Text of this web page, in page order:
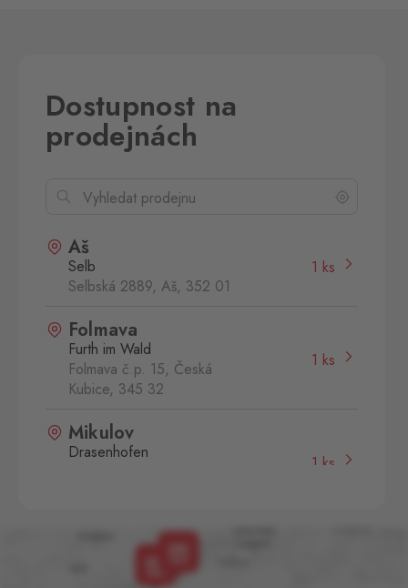
Dostupnost na
prodejnách
Aš
Selb
Selbská 2889, Aš, 352 01
1 ks
Folmava
Furth im Wald
Folmava č.p. 15, Česká
Kubice, 345 32
1 ks
Mikulov
Drasenhofen
1 ks
Selbská 2723, Aš,352 01